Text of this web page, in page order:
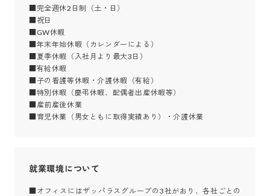
■完全週休2日制（土・日）
■祝日
■GW休暇
■年末年始休暇（カレンダーによる）
■夏季休暇（入社月より最大3日）
■有給休暇
■子の看護等休暇・介護休暇（有給）
■特別休暇（慶弔休暇、配偶者出産休暇等）
■産前産後休業
■育児休業（男女ともに取得実績あり）・介護休業
就業環境について
■オフィスにはザッパラスグループの3社がおり、各社ごとの